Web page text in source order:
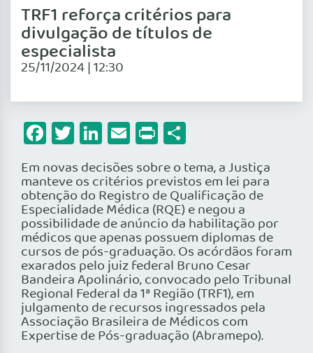
TRF1 reforça critérios para
divulgação de títulos de
especialista
25/11/2024 | 12:30
Facebook
Twitter
LinkedIn
Email
Print
Em novas decisões sobre o tema, a Justiça
manteve os critérios previstos em lei para
obtenção do Registro de Qualificação de
Especialidade Médica (RQE) e negou a
possibilidade de anúncio da habilitação por
médicos que apenas possuem diplomas de
cursos de pós-graduação. Os acórdãos foram
exarados pelo juiz federal Bruno Cesar
Bandeira Apolinário, convocado pelo Tribunal
Regional Federal da 1ª Região (TRF1), em
julgamento de recursos ingressados pela
Associação Brasileira de Médicos com
Expertise de Pós-graduação (Abramepo).